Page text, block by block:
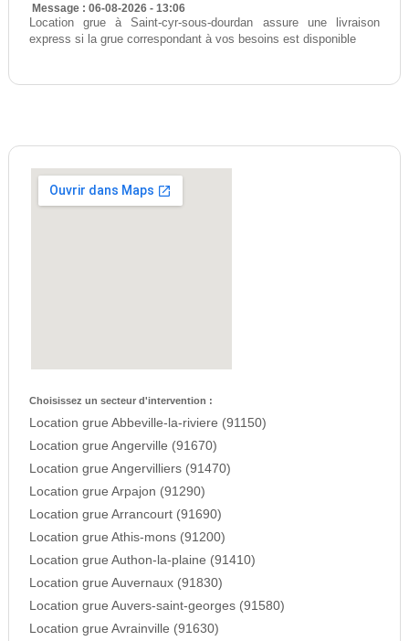
Message : 06-08-2026 - 13:06
Location grue à Saint-cyr-sous-dourdan assure une livraison
express si la grue correspondant à vos besoins est disponible
Choisissez un secteur d'intervention :
Location grue Abbeville-la-riviere (91150)
Location grue Angerville (91670)
Location grue Angervilliers (91470)
Location grue Arpajon (91290)
Location grue Arrancourt (91690)
Location grue Athis-mons (91200)
Location grue Authon-la-plaine (91410)
Location grue Auvernaux (91830)
Location grue Auvers-saint-georges (91580)
Location grue Avrainville (91630)